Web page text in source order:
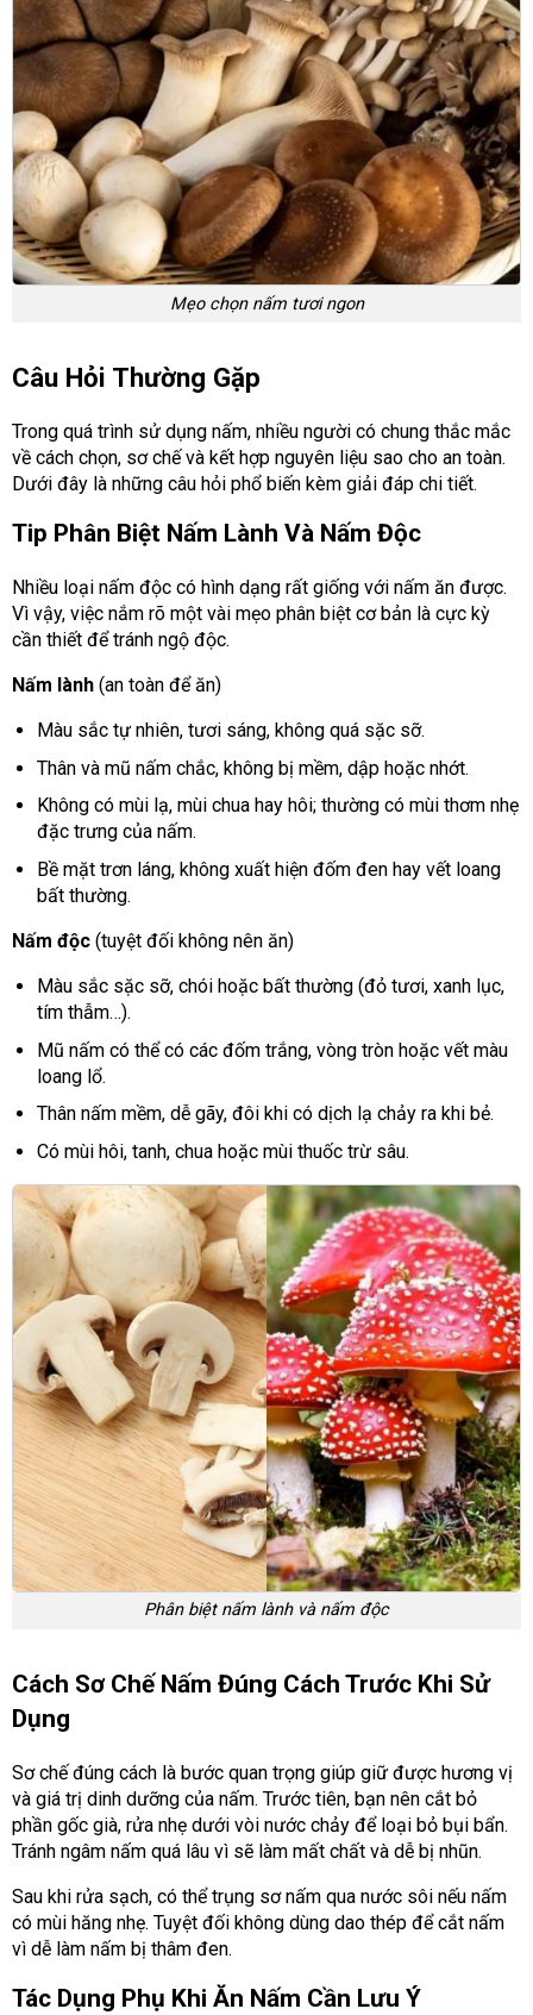
Mẹo chọn nấm tươi ngon
Câu Hỏi Thường Gặp
Trong quá trình sử dụng nấm, nhiều người có chung thắc mắc
về cách chọn, sơ chế và kết hợp nguyên liệu sao cho an toàn.
Dưới đây là những câu hỏi phổ biến kèm giải đáp chi tiết.
Tip Phân Biệt Nấm Lành Và Nấm Độc
Nhiều loại nấm độc có hình dạng rất giống với nấm ăn được.
Vì vậy, việc nắm rõ một vài mẹo phân biệt cơ bản là cực kỳ
cần thiết để tránh ngộ độc.
Nấm lành (an toàn để ăn)
Màu sắc tự nhiên, tươi sáng, không quá sặc sỡ.
Thân và mũ nấm chắc, không bị mềm, dập hoặc nhớt.
Không có mùi lạ, mùi chua hay hôi; thường có mùi thơm nhẹ
đặc trưng của nấm.
Bề mặt trơn láng, không xuất hiện đốm đen hay vết loang
bất thường.
Nấm độc (tuyệt đối không nên ăn)
Màu sắc sặc sỡ, chói hoặc bất thường (đỏ tươi, xanh lục,
tím thẫm…).
Mũ nấm có thể có các đốm trắng, vòng tròn hoặc vết màu
loang lổ.
Thân nấm mềm, dễ gãy, đôi khi có dịch lạ chảy ra khi bẻ.
Có mùi hôi, tanh, chua hoặc mùi thuốc trừ sâu.
Phân biệt nấm lành và nấm độc
Cách Sơ Chế Nấm Đúng Cách Trước Khi Sử
Dụng
Sơ chế đúng cách là bước quan trọng giúp giữ được hương vị
và giá trị dinh dưỡng của nấm. Trước tiên, bạn nên cắt bỏ
phần gốc già, rửa nhẹ dưới vòi nước chảy để loại bỏ bụi bẩn.
Tránh ngâm nấm quá lâu vì sẽ làm mất chất và dễ bị nhũn.
Sau khi rửa sạch, có thể trụng sơ nấm qua nước sôi nếu nấm
có mùi hăng nhẹ. Tuyệt đối không dùng dao thép để cắt nấm
vì dễ làm nấm bị thâm đen.
Tác Dụng Phụ Khi Ăn Nấm Cần Lưu Ý